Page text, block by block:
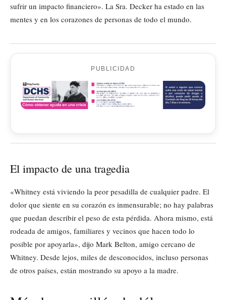
sufrir un impacto financiero». La Sra. Decker ha estado en las
mentes y en los corazones de personas de todo el mundo.
PUBLICIDAD
El impacto de una tragedia
«Whitney está viviendo la peor pesadilla de cualquier padre. El
dolor que siente en su corazón es inmensurable; no hay palabras
que puedan describir el peso de esta pérdida. Ahora mismo, está
rodeada de amigos, familiares y vecinos que hacen todo lo
posible por apoyarla», dijo Mark Belton, amigo cercano de
Whitney. Desde lejos, miles de desconocidos, incluso personas
de otros países, están mostrando su apoyo a la madre.